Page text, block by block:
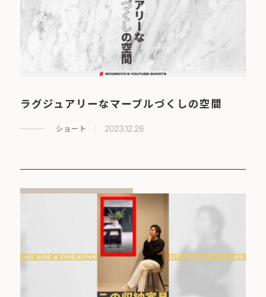
ラグジュアリーなマーブルづくしの空間
ショート 2023.12.26